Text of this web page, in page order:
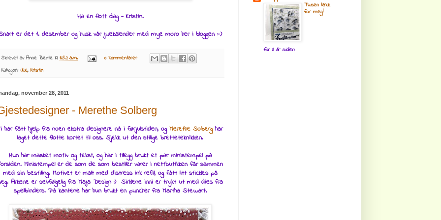
Ha en flott dag - Kristin.
er det 1. desember og husk vår julekalender med mye moro her i bloggen :-)
Skrevet av Anne Bente Kl 8:52 a.m.
0 Kommentarer
Kategori: JUL, Kristin
november 28, 2011
- Merethe Solberg
har fått hjelp fra noen ekstra designere nå i førjulstiden, og Merethe Solberghar
laget dette flotte kortet til oss. Sjekk ut den stilige bretteteknikken.
Hun har masket motiv og tekst, og har i tillegg brukt et par ministempel på
Ministempel er de som de som bestiller varer i nettbutikken får sammen
med sin bestilling. Motivet er malt med distress ink refill, og fått litt stickles på
Arkene er selvfølgelig fra Maja Design :) Sirklene inni er trykt ut med dies fra
spellbinders. På kantene har hun brukt en puncher fra Martha Stewart.
Tusen takk
for meg!
for 8 år siden